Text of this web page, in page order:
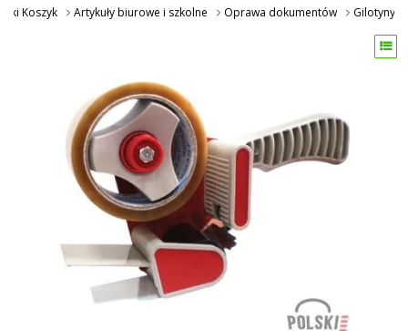
Koszyk Artykuły biurowe i szkolne Oprawa dokumentów Gilotyny